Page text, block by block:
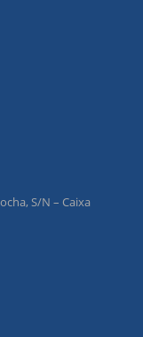
S/N – Caixa